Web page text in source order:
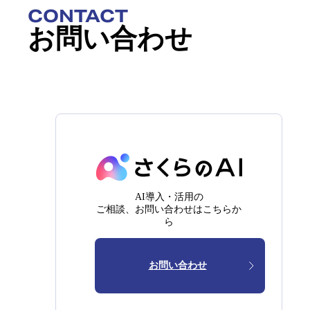
CONTACT
お問い合わせ
AI導入・活用の
ご相談、お問い合わせはこちらか
ら
お問い合わせ